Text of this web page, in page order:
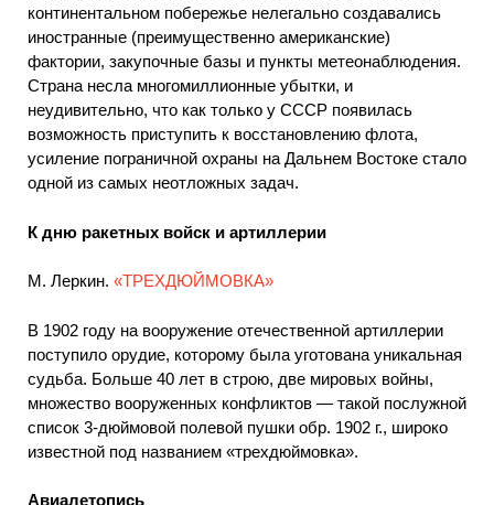
континентальном побережье нелегально создавались
иностранные (преимущественно американские)
фактории, закупочные базы и пункты метеонаблюдения.
Страна несла многомиллионные убытки, и
неудивительно, что как только у СССР появилась
возможность приступить к восстановлению флота,
усиление пограничной охраны на Дальнем Востоке стало
одной из самых неотложных задач.
К дню ракетных войск и артиллерии
М. Леркин. «ТРЕХДЮЙМОВКА»
В 1902 году на вооружение отечественной артиллерии
поступило орудие, которому была уготована уникальная
судьба. Больше 40 лет в строю, две мировых войны,
множество вооруженных конфликтов — такой послужной
список 3-дюймовой полевой пушки обр. 1902 г., широко
известной под названием «трехдюймовка».
Авиалетопись